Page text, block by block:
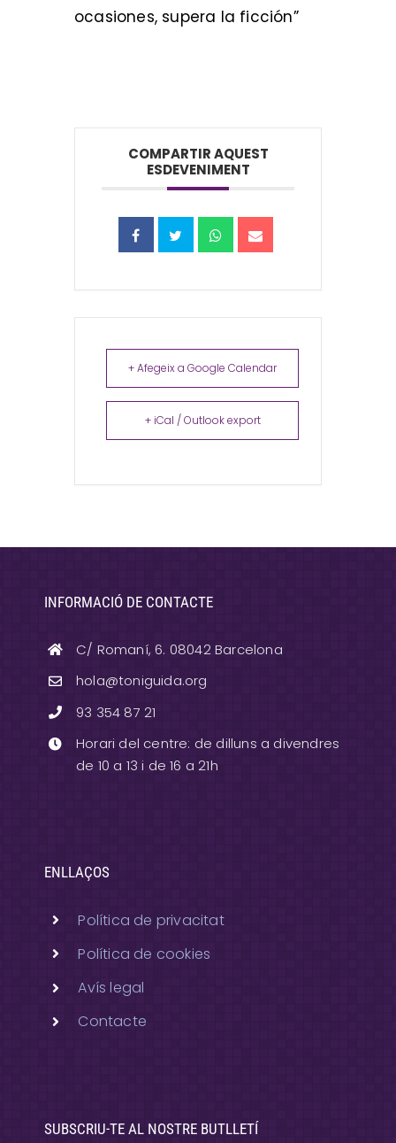
ocasiones, supera la ficción”
COMPARTIR AQUEST
ESDEVENIMENT
+ Afegeix a Google Calendar
+ iCal / Outlook export
INFORMACIÓ DE CONTACTE
C/ Romaní, 6. 08042 Barcelona
hola@toniguida.org
93 354 87 21
Horari del centre: de dilluns a divendres
de 10 a 13 i de 16 a 21h
ENLLAÇOS
Política de privacitat
Política de cookies
Avís legal
Contacte
SUBSCRIU-TE AL NOSTRE BUTLLETÍ